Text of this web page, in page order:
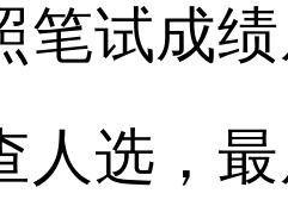
笔试成
人选，